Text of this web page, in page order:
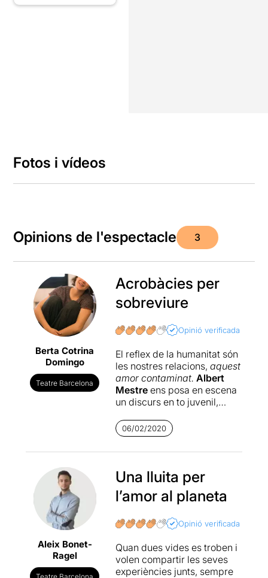
Fotos i vídeos
Opinions de l'espectacle 3
Berta Cotrina
Domingo
Teatre Barcelona
Acrobàcies per
sobreviure
Opinió verificada
El reflex de la humanitat són
les nostres relacions, aquest
amor contaminat. Albert
Mestre ens posa en escena
un discurs en to juvenil,
d’escoltar les veus que ja no
podran néixer.
per sobreviure, d’un equilibri
vertiginós. LaLola Carandell
elJosé Luis Oliver
la seva història d’amor, un
futur que veuen magre, però
que les seves ganes de
compartir els fa lluitar per
continuar la vida... Una
06/02/2020
Aleix Bonet-
Ragel
Una lluita per
l’amor al planeta
Opinió verificada
Quan dues vides es troben i
volen compartir les seves
experiències junts, sempre